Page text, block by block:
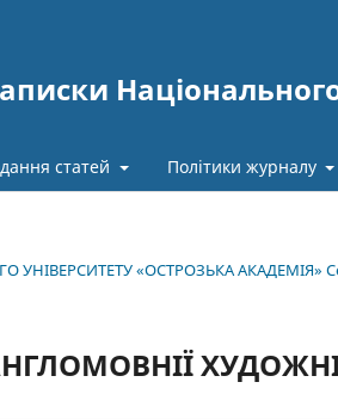
статей Політики журналу
«ОСТРОЗЬКА АКАДЕМІЯ»